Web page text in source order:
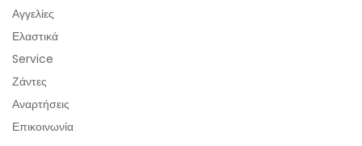
Αγγελίες
Ελαστικά
Service
Ζάντες
Αναρτήσεις
Επικοινωνία